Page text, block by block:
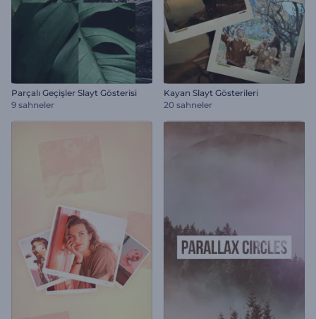
Parçalı Geçişler Slayt Gösterisi
9 sahneler
Kayan Slayt Gösterileri
20 sahneler